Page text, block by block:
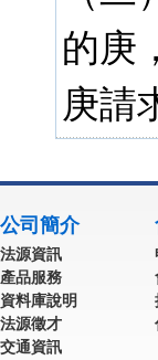
的庚
庚請
公司簡介
法源資訊
產品服務
資料庫說明
法源徵才
交通資訊